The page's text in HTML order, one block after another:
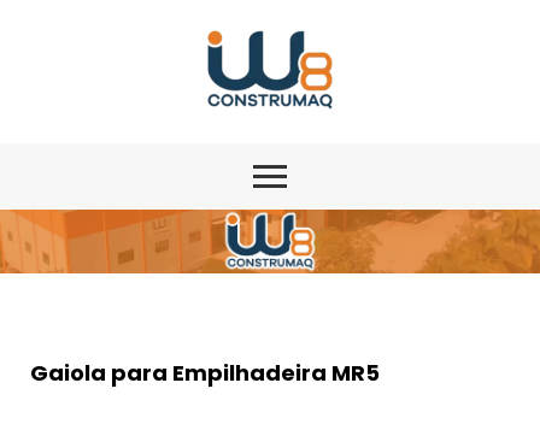
Gaiola para Empilhadeira MR5